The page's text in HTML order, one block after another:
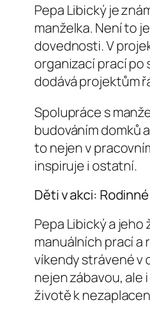
Pepa Libický je
manželka. Není to
dovednosti. V
organizací prací po
dodává projektům
Spolupráce s
budováním domků
to nejen v
inspiruje i ostatní.
Děti v akci:
Pepa Libický a
manuálních prací a
víkendy strávené v
nejen zábavou,
životě k